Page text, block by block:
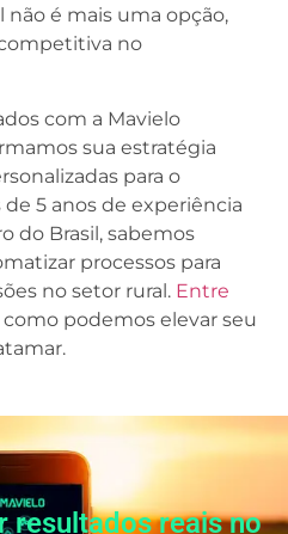
é mais uma opção,
no
com a Mavielo
sua estratégia
para o
5 anos de experiência
do Brasil, sabemos
processos para
no setor rural. Entre
podemos elevar seu
resultados reais no